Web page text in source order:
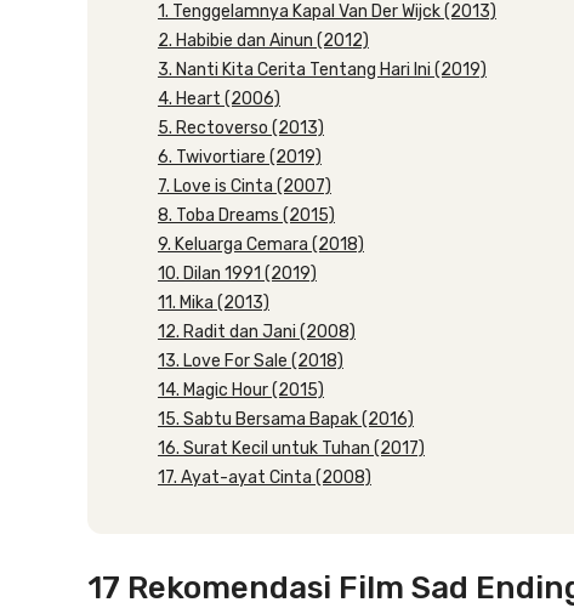
1. Tenggelamnya Kapal Van Der Wijck (2013)
2. Habibie dan Ainun (2012)
3. Nanti Kita Cerita Tentang Hari Ini (2019)
4. Heart (2006)
5. Rectoverso (2013)
6. Twivortiare (2019)
7. Love is Cinta (2007)
8. Toba Dreams (2015)
9. Keluarga Cemara (2018)
10. Dilan 1991 (2019)
11. Mika (2013)
12. Radit dan Jani (2008)
13. Love For Sale (2018)
14. Magic Hour (2015)
15. Sabtu Bersama Bapak (2016)
16. Surat Kecil untuk Tuhan (2017)
17. Ayat-ayat Cinta (2008)
17 Rekomendasi Film Sad